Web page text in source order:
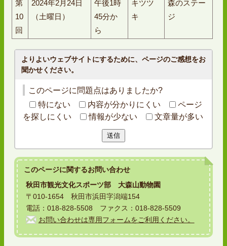
第
10
回
2024年2月24日
（土曜日）
午後1時
45分か
ら
キツツ
キ
森のステー
ジ
よりよいウェブサイトにするために、ページのご感想をお
聞かせください。
このページに問題点はありましたか?
特にない
内容が分かりにくい
ページ
を探しにくい
情報が少ない 文章量が多い
送信
このページに関するお問い合わせ
秋田市観光文化スポーツ部 大森山動物園
〒010-1654 秋田市浜田字潟端154
電話：018-828-5508 ファクス：018-828-5509
お問い合わせは専用フォームをご利用ください。